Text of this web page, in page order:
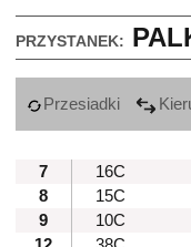
PRZYSTANEK:
Przesiadki
7
16C
8
15C
9
10C